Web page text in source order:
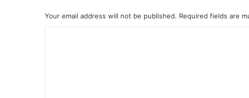
Your email address will not be published. Required fields are